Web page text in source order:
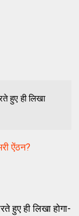
हुए ही लिखा
ऐंठन?
हुए ही लिखा होगा-